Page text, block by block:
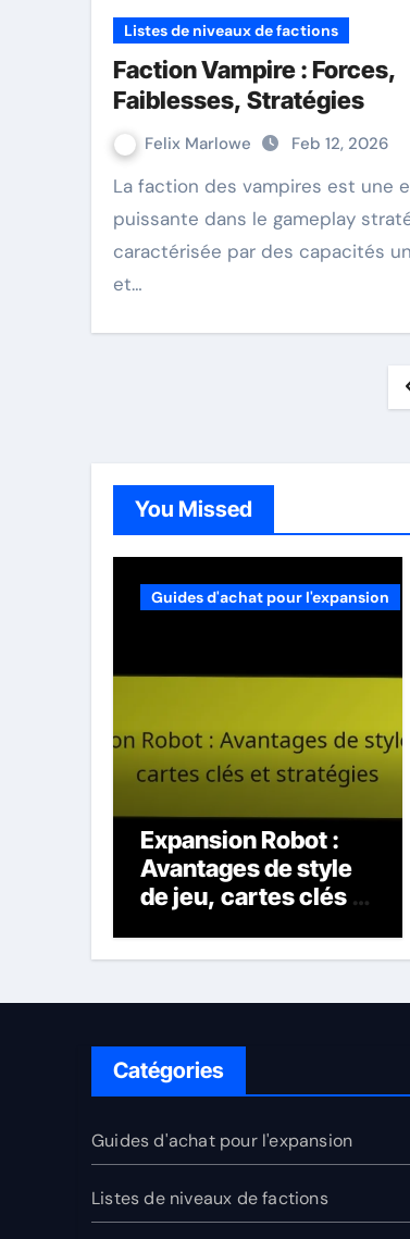
Listes de niveaux de factions
Faction Vampire : Forces,
Faiblesses, Stratégies
Felix Marlowe Feb 12, 2026
La faction des vampires est une entité
puissante dans le gameplay
caractérisée par des capacités
et…
You Missed
Guides d'achat pour l'expansion
Expansion Robot :
Avantages de style
de jeu, cartes clés et
Catégories
Guides d'achat pour l'expansion
Listes de niveaux de factions